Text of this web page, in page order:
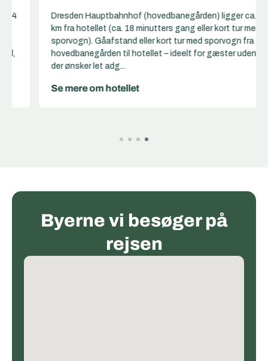
Dresden Hauptbahnhof (hovedbanegården) ligger ca. 1,5
km fra hotellet (ca. 18 minutters gang eller kort tur med
sporvogn). Gåafstand eller kort tur med sporvogn fra
hovedbanegården til hotellet – ideelt for gæster uden bil,
der ønsker let adg...
Se mere om hotellet
Byerne vi besøger på
rejsen